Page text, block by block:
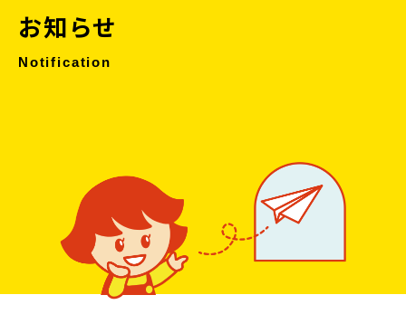
お知らせ
Notification